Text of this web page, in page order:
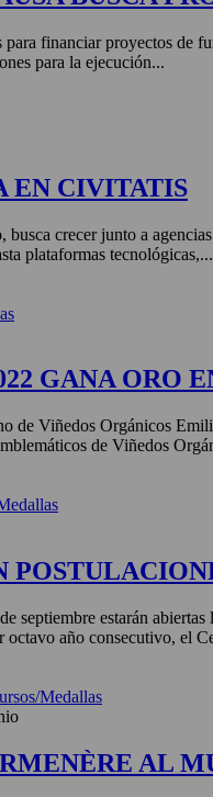
financiar proyectos de
para la ejecución...
EN CIVITATIS
busca crecer junto a
plataformas tecnológicas,...
GANA ORO
de Viñedos Orgánicos
de Viñedos
septiembre estarán
octavo año consecutivo, el
Medallas
AL